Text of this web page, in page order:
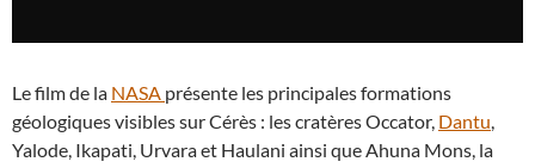
Le film de la NASA présente les principales formations
géologiques visibles sur Cérès : les cratères Occator, Dantu,
Yalode, Ikapati, Urvara et Haulani ainsi que Ahuna Mons, la